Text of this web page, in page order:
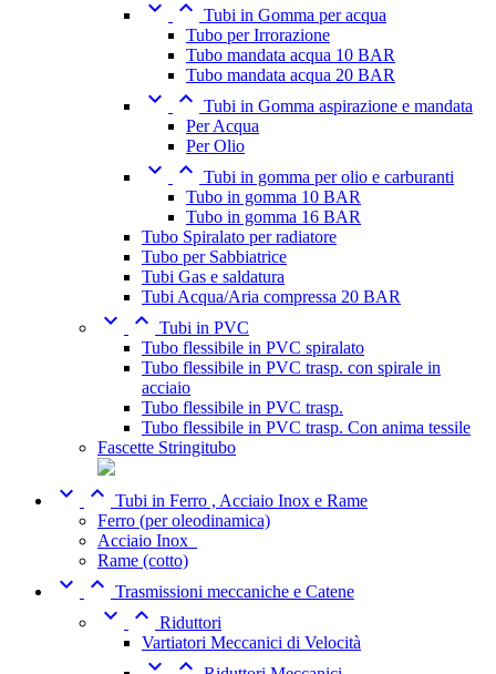
  Tubi in Gomma per acqua
Tubo per Irrorazione
Tubo mandata acqua 10 BAR
Tubo mandata acqua 20 BAR
  Tubi in Gomma aspirazione e mandata
Per Acqua
Per Olio
  Tubi in gomma per olio e carburanti
Tubo in gomma 10 BAR
Tubo in gomma 16 BAR
Tubo Spiralato per radiatore
Tubo per Sabbiatrice
Tubi Gas e saldatura
Tubi Acqua/Aria compressa 20 BAR
  Tubi in PVC
Tubo flessibile in PVC spiralato
Tubo flessibile in PVC trasp. con spirale in
acciaio
Tubo flessibile in PVC trasp.
Tubo flessibile in PVC trasp. Con anima tessile
Fascette Stringitubo
  Tubi in Ferro , Acciaio Inox e Rame
Ferro (per oleodinamica)
Acciaio Inox_
Rame (cotto)
  Trasmissioni meccaniche e Catene
  Riduttori
Vartiatori Meccanici di Velocità
 